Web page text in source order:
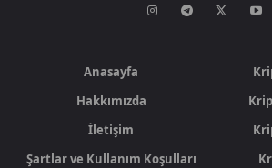
Anasayfa
Hakkımızda
İletişim
Şartlar ve Kullanım Koşulları